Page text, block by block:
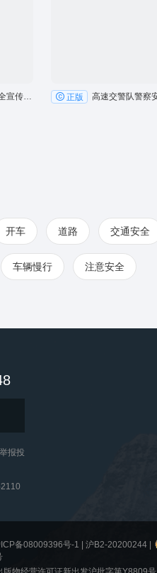
高速交警队警察安全宣传户外广告牌 正版
开车 道路 交通安全
车辆慢行 注意安全
报投
备08009396号-1 沪B2-20200244